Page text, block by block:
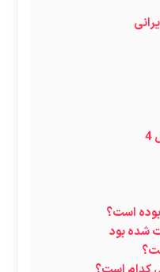
است؟
شده بود